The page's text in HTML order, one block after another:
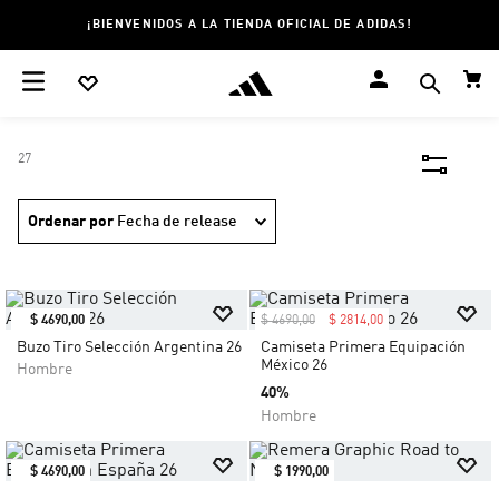
¡BIENVENIDOS A LA TIENDA OFICIAL DE ADIDAS!
27
Ordenar por Fecha de release
$ 4690,00
Buzo Tiro Selección Argentina 26
Hombre
$ 4690,00 $ 2814,00
Camiseta Primera Equipación
México 26
40%
Hombre
$ 4690,00 $ 1990,00